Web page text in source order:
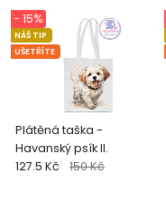
Plátěná taška -
Havanský psík II.
NÁŠ TIP
UŠETŘÍTE
- 15%
127.5 Kč 150 Kč